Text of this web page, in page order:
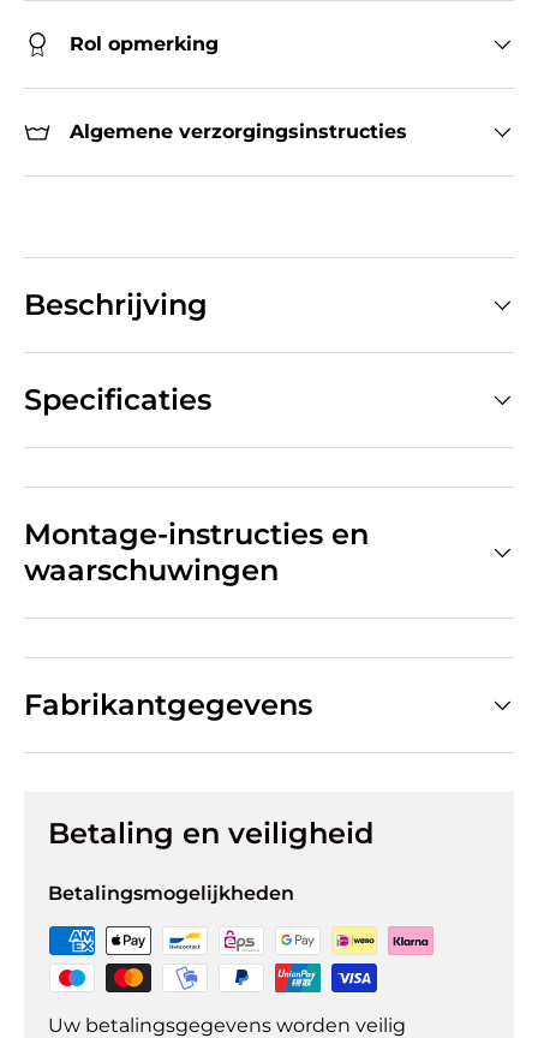
Rol opmerking
Algemene verzorgingsinstructies
Beschrijving
Specificaties
Montage-instructies en
waarschuwingen
Fabrikantgegevens
Betaling en veiligheid
Betalingsmogelijkheden
Uw betalingsgegevens worden veilig